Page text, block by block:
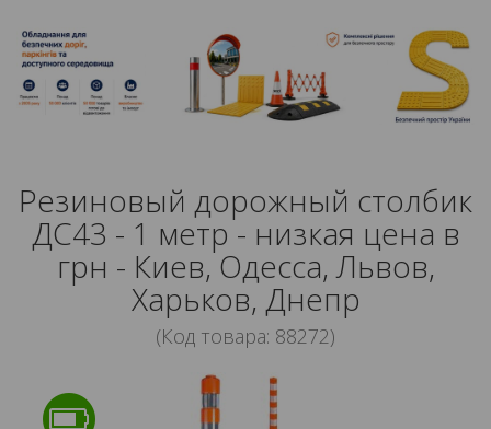
Резиновый дорожный столбик
ДС43 - 1 метр - низкая цена в
грн - Киев, Одесса, Львов,
Харьков, Днепр
(Код товара: 88272)